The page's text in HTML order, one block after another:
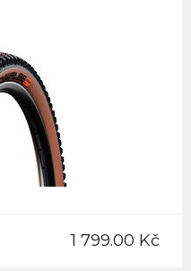
1 799.00 Kč